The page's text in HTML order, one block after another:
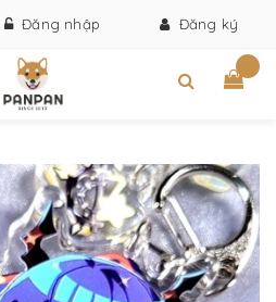
Đăng nhập Đăng ký